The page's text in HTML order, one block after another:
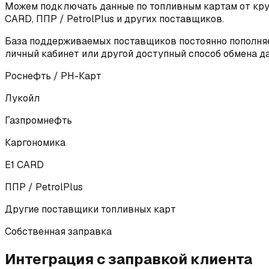
Можем подключать данные по топливным картам от
CARD, ППР / PetrolPlus и других поставщиков.
База поддерживаемых поставщиков постоянно
личный кабинет или другой доступный способ обмена
Роснефть / РН-Карт
Лукойл
Газпромнефть
Каргономика
E1 CARD
ППР / PetrolPlus
Другие поставщики топливных карт
Собственная заправка
Интеграция с заправкой клиента